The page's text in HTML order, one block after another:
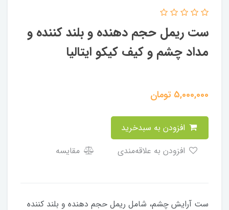
ست ریمل حجم دهنده و بلند کننده و
مداد چشم و کیف کیکو ایتالیا
5,000,000 تومان
مقایسه
ست آرایش چشم، شامل ریمل حجم دهنده و بلند کننده